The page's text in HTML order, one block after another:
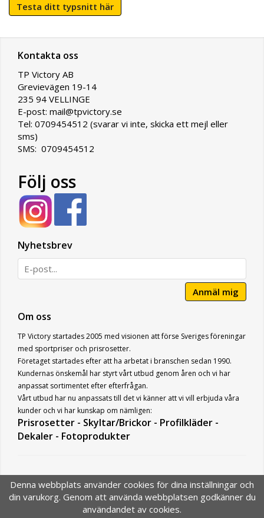
Testa ditt typsnitt här
Kontakta oss
TP Victory AB
Grevievägen 19-14
235 94 VELLINGE
E-post: mail@tpvictory.se
Tel: 0709454512 (svarar vi inte, skicka ett mejl eller
sms)
SMS: 0709454512
Följ oss
Nyhetsbrev
Anmäl mig
Om oss
TP Victory startades 2005 med visionen att förse Sveriges föreningar
med sportpriser och prisrosetter.
Företaget startades efter att ha arbetat i branschen sedan 1990.
Kundernas önskemål har styrt vårt utbud genom åren och vi har
anpassat sortimentet efter efterfrågan.
Vårt utbud har nu anpassats till det vi känner att vi vill erbjuda våra
kunder och vi har kunskap om nämligen:
Prisrosetter - Skyltar/Brickor - Profilkläder -
Dekaler - Fotoprodukter
Denna webbplats använder cookies för dina inställningar och
din varukorg. Genom att använda webbplatsen godkänner du
användandet av cookies.